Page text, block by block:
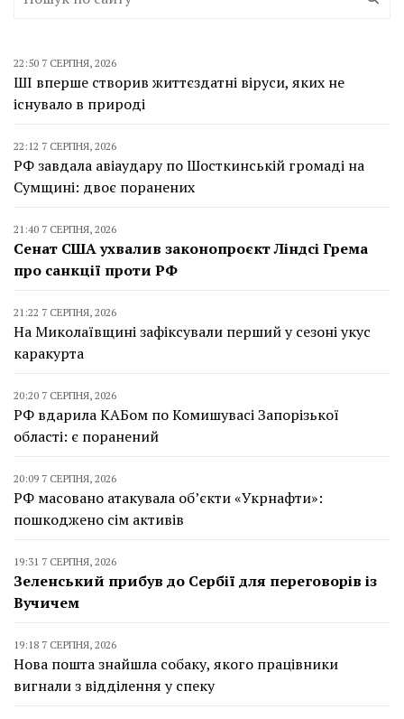
22:50 7 СЕРПНЯ, 2026
ШІ вперше створив життєздатні віруси, яких не
існувало в природі
22:12 7 СЕРПНЯ, 2026
РФ завдала авіаудару по Шосткинській громаді на
Сумщині: двоє поранених
21:40 7 СЕРПНЯ, 2026
Сенат США ухвалив законопроєкт Ліндсі Грема
про санкції проти РФ
21:22 7 СЕРПНЯ, 2026
На Миколаївщині зафіксували перший у сезоні укус
каракурта
20:20 7 СЕРПНЯ, 2026
РФ вдарила КАБом по Комишувасі Запорізької
області: є поранений
20:09 7 СЕРПНЯ, 2026
РФ масовано атакувала об’єкти «Укрнафти»:
пошкоджено сім активів
19:31 7 СЕРПНЯ, 2026
Зеленський прибув до Сербії для переговорів із
Вучичем
19:18 7 СЕРПНЯ, 2026
Нова пошта знайшла собаку, якого працівники
вигнали з відділення у спеку